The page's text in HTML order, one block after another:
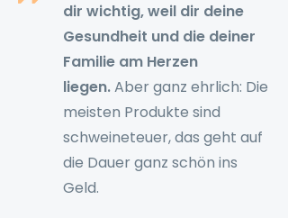
dir wichtig, weil dir deine
Gesundheit und die deiner
Familie am Herzen
liegen.Aber ganz ehrlich: Die
meisten Produkte sind
schweineteuer, das geht auf
die Dauer ganz schön ins
Geld.